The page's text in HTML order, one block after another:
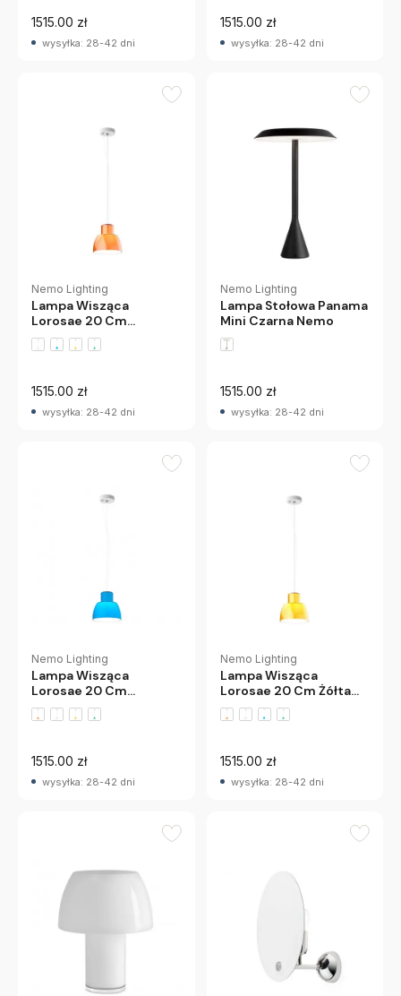
1515.00 zł
wysyłka: 28-42 dni
1515.00 zł
wysyłka: 28-42 dni
Nemo Lighting
Lampa Wisząca
Lorosae 20 Cm
Pomarańczowa Nemo
1515.00 zł
wysyłka: 28-42 dni
Nemo Lighting
Lampa Stołowa Panama
Mini Czarna Nemo
1515.00 zł
wysyłka: 28-42 dni
Nemo Lighting
Lampa Wisząca
Lorosae 20 Cm
Niebieska Nemo
1515.00 zł
wysyłka: 28-42 dni
Nemo Lighting
Lampa Wisząca
Lorosae 20 Cm Żółta
Nemo
1515.00 zł
wysyłka: 28-42 dni